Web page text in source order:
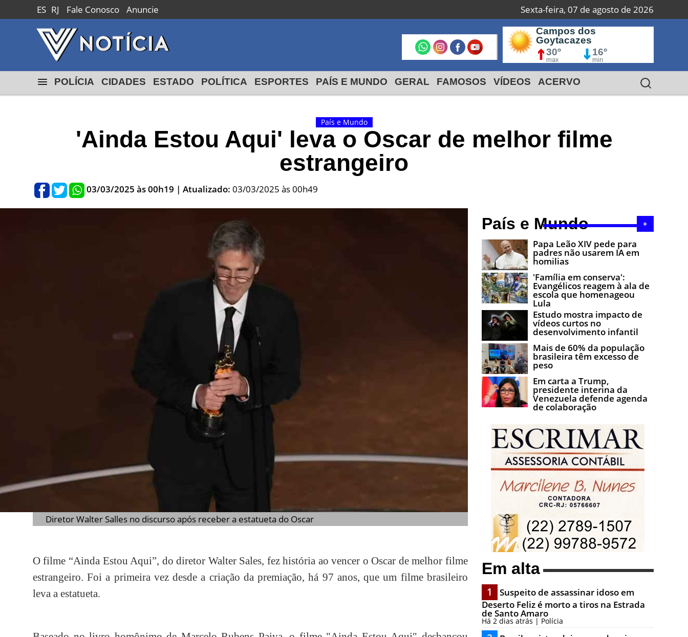
ES RJ Fale Conosco Anuncie Sexta-feira, 07 de agosto de 2026
Macaé
24º
max
18º
min
Campos dos
Goytacazes
30º
max
16º
min
Macaé
24º
max min
POLÍCIA CIDADES ESTADO POLÍTICA ESPORTES PAÍS E MUNDO GERAL FAMOSOS VÍDEOS ACERVO
País e Mundo
'Ainda Estou Aqui' leva o Oscar de melhor filme
estrangeiro
03/03/2025 às 00h19 | Atualizado:03/03/2025 às 00h49
Diretor Walter Salles no discurso após receber a estatueta do Oscar
O filme “Ainda Estou Aqui”, do diretor Walter Sales, fez história ao vencer o Oscar de melhor filme
estrangeiro. Foi a primeira vez desde a criação da premiação, há 97 anos, que um filme brasileiro
leva a estatueta.
País e Mundo +
Papa Leão XIV pede para
padres não usarem IA em
homilias
'Família em conserva':
Evangélicos reagem à ala de
escola que homenageou
Lula
Estudo mostra impacto de
vídeos curtos no
desenvolvimento infantil
Mais de 60% da população
brasileira têm excesso de
peso
Em carta a Trump,
presidente interina da
Venezuela defende agenda
de colaboração
Em alta
1
Suspeito de assassinar idoso em
Deserto Feliz é morto a tiros na Estrada
de Santo Amaro
Há 2 dias atrás | Polícia